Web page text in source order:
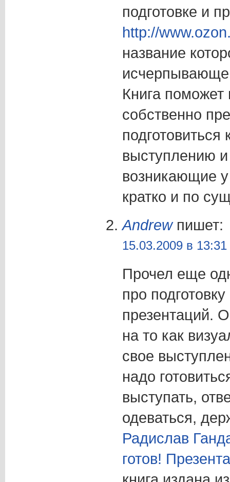
подготовке и
http://
название
исчерпывающе
Книга поможет
собственно
выступлению
возникающие
кратко и по
Andrewпишет:
15.03.2009 в 13:31
Прочел еще
про
презентаций.
на то как
свое
надо
выступать,
одеваться,
Радислав
готов!